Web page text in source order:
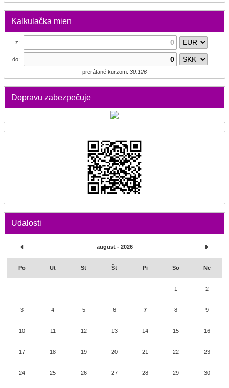
Kalkulačka mien
z:
do:
prerátané kurzom: 30.126
Dopravu zabezpečuje
Udalosti
august - 2026
Po Ut St Št Pi So Ne
1 2
3 4 5 6 7 8 9
10 11 12 13 14 15 16
17 18 19 20 21 22 23
24 25 26 27 28 29 30